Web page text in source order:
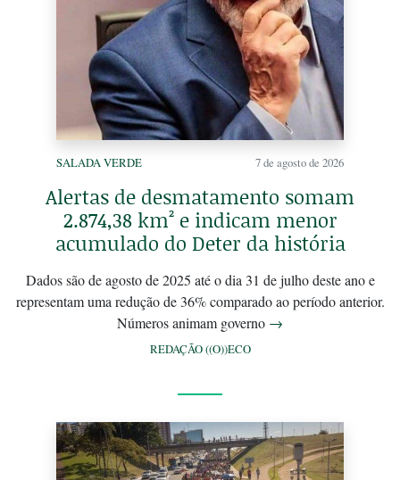
SALADA VERDE 7 de agosto de 2026
Alertas de desmatamento somam
2.874,38 km² e indicam menor
acumulado do Deter da história
Dados são de agosto de 2025 até o dia 31 de julho deste ano e
representam uma redução de 36% comparado ao período anterior.
Números animam governo →
REDAÇÃO ((O))ECO